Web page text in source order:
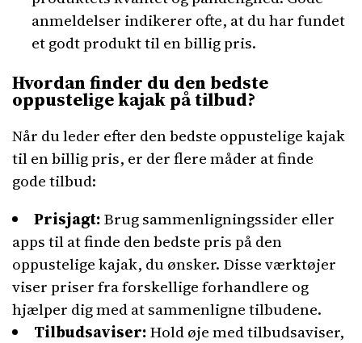
anmeldelser indikerer ofte, at du har fundet
et godt produkt til en billig pris.
Hvordan finder du den bedste
oppustelige kajak på tilbud?
Når du leder efter den bedste oppustelige kajak
til en billig pris, er der flere måder at finde
gode tilbud:
Prisjagt:Brug sammenligningssider eller
apps til at finde den bedste pris på den
oppustelige kajak, du ønsker. Disse værktøjer
viser priser fra forskellige forhandlere og
hjælper dig med at sammenligne tilbudene.
Tilbudsaviser:Hold øje med tilbudsaviser,